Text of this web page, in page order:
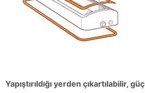
Yapıştırıldığı yerden çıkartılabilir,